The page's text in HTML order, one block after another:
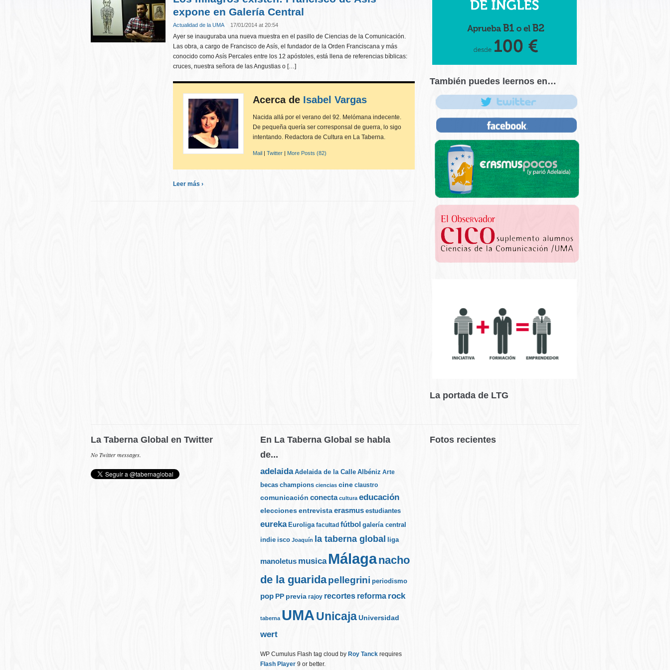
expone en Galería Central
Actualidad de la UMA 17/01/2014 at 20:54
Ayer se inauguraba una nueva muestra en el pasillo de Ciencias de la Comunicación.
Las obra, a cargo de Francisco de Asís, el fundador de la Orden Franciscana y más
conocido como Asís Percales entre los 12 apóstoles, está llena de referencias bíblicas:
cruces, nuestra señora de las Angustias o […]
Acerca de Isabel Vargas
Nacida allá por el verano del 92. Melómana indecente.
De pequeña quería ser corresponsal de guerra, lo sigo
intentando. Redactora de Cultura en La Taberna.
Mail | Twitter | More Posts (82)
Leer más ›
También puedes leernos en…
La portada de LTG
La Taberna Global en Twitter
No Twitter messages.
En La Taberna Global se habla
de...
adelaida Adelaida de la Calle Albéniz Arte
becas champions ciencias cine claustro
comunicación conecta cultura educación
elecciones entrevista erasmus estudiantes
eureka Euroliga facultad fútbol galería central
indie isco Joaquín la taberna global liga
manoletus musica Málaganacho
de la guaridapellegrini periodismo
pop PP previa rajoy recortes reforma rock
taberna UMA UnicajaUniversidad
wert
WP Cumulus Flash tag cloud by Roy Tanck requires
Flash Player 9 or better.
Fotos recientes